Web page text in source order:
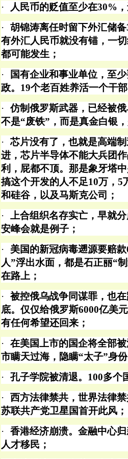
·
人民币的贬值至少在30%，
·
胡锦涛离任时留下外汇储备
有外汇人民币就没有锚，一
都可能发生；
·
国有企业和事业单位，至
政。19个老百姓养活一个干
· 仿制俄罗斯武器，已经被
不是“废铁”，而是真金白银
·
芯片没有了，也就是高端
进，芯片半导体不能大兵团
利，屁都不顶。那是象牙塔
搞这个开发的人不足10万，5
和硅谷，以及马斯克公司；
·
上合组织名存实亡，早就
安峰会就是例子；
·
美国的新冠病毒遡源要赔款
人”浮出水面，都是石正丽“
在路上；
· 被控俄乌战争同谋罪，也
底。仅仅给俄罗斯6000亿美
有任何希望还回来；
·
在美国上市的国企将全部
市瞒天过海，隐瞒“太子”身份
·
孔子学院被清退。 100多个
·
西方法律禁共，世界法律
苏联共产党卫星国首开此风；
·
香港经济崩溃。金融中心
人才移民；